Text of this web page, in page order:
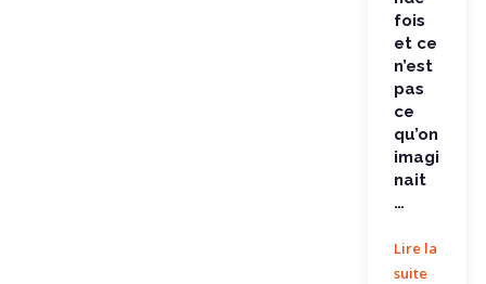
fois
et ce
n’est
pas
ce
qu’on
imagi
nait
…
Lire la
suite